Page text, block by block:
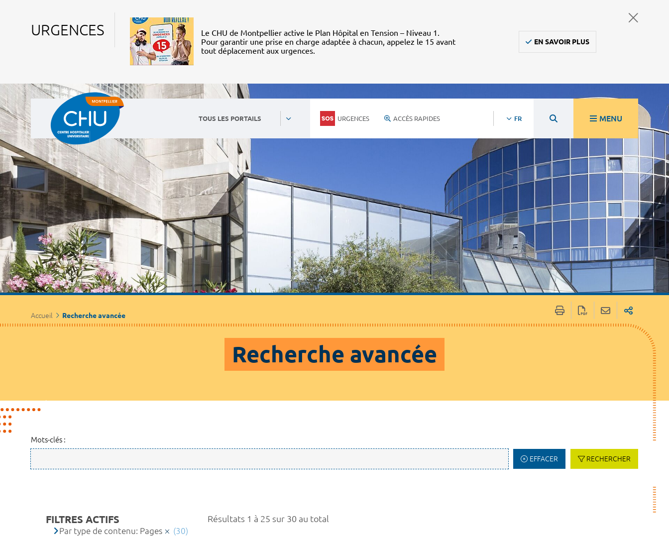
URGENCES
Le CHU de Montpellier active le Plan Hôpital en Tension – Niveau 1.
Pour garantir une prise en charge adaptée à chacun, appelez le 15 avant
tout déplacement aux urgences.
EN SAVOIR PLUS
TOUS LES PORTAILS URGENCES ACCÈS RAPIDES FR MENU
Accueil Recherche avancée
Recherche avancée
Mots-clés :
EFFACER RECHERCHER
Résultats 1 à 25 sur 30 au total
FILTRES ACTIFS
Par type de contenu: Pages
(30)